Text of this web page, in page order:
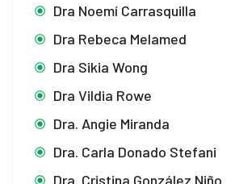
Dra Noemí Carrasquilla
Dra Rebeca Melamed
Dra Sikia Wong
Dra Vildia Rowe
Dra. Angie Miranda
Dra. Carla Donado Stefani
Dra. Cristina González Niño